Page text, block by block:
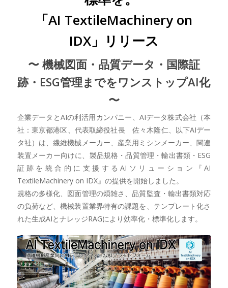
「AI TextileMachinery on
IDX」リリース
〜 機械図面・品質データ・国際証
跡・ESG管理までをワンストップAI化
〜
企業データとAIの利活用カンパニー、AIデータ株式会社（本
社：東京都港区、代表取締役社長 佐々木隆仁、以下AIデー
タ社）は、繊維機械メーカー、産業用ミシンメーカー、関連
装置メーカー向けに、製品規格・品質管理・輸出書類・ESG
証跡を統合的に支援するAIソリューション『AI
TextileMachinery on IDX』の提供を開始しました。
規格の多様化、図面管理の煩雑さ、品質監査・輸出書類対応
の負荷など、機械装置業界特有の課題を、テンプレート化さ
れた生成AIとナレッジRAGにより効率化・標準化します。